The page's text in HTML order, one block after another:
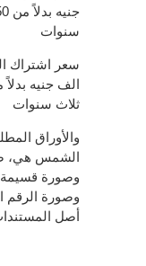
سنوات
ثلاث سنوات
والأوراق
الشمس هي،
وصورة قسيمة
وصورة الرقم
أصل